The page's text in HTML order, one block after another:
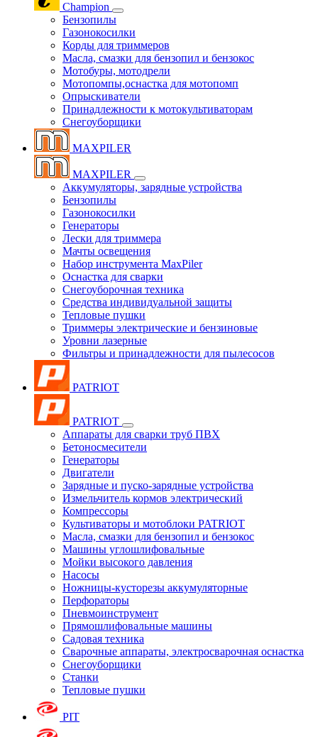
Champion
Бензопилы
Газонокосилки
Корды для триммеров
Масла, смазки для бензопил и бензокос
Мотобуры, мотодрели
Мотопомпы,оснастка для мотопомп
Опрыскиватели
Принадлежности к мотокультиваторам
Снегоуборщики
MAXPILER
MAXPILER
Аккумуляторы, зарядные устройства
Бензопилы
Газонокосилки
Генераторы
Лески для триммера
Мачты освещения
Набор инструмента MaxPiler
Оснастка для сварки
Снегоуборочная техника
Средства индивидуальной защиты
Тепловые пушки
Триммеры электрические и бензиновые
Уровни лазерные
Фильтры и принадлежности для пылесосов
PATRIOT
PATRIOT
Аппараты для сварки труб ПВХ
Бетоносмесители
Генераторы
Двигатели
Зарядные и пуско-зарядные устройства
Измельчитель кормов электрический
Компрессоры
Культиваторы и мотоблоки PATRIOT
Масла, смазки для бензопил и бензокос
Машины углошлифовальные
Мойки высокого давления
Насосы
Ножницы-кусторезы аккумуляторные
Перфораторы
Пневмоинструмент
Прямошлифовальные машины
Садовая техника
Сварочные аппараты, электросварочная оснастка
Снегоуборщики
Станки
Тепловые пушки
PIT